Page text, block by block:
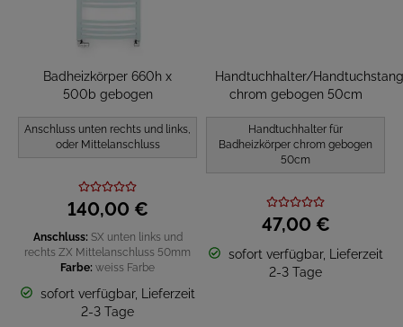
Badheizkörper 660h x
500b gebogen
Anschluss unten rechts und links,
oder Mittelanschluss
140,00 €
Anschluss: SX unten links und
rechts ZX Mittelanschluss 50mm
Farbe: weiss Farbe
sofort verfügbar, Lieferzeit
2-3 Tage
Handtuchhalter/
chrom gebogen 50cm
Handtuchhalter für
Badheizkörper chrom gebogen
50cm
47,00 €
sofort verfügbar, Lieferzeit
2-3 Tage